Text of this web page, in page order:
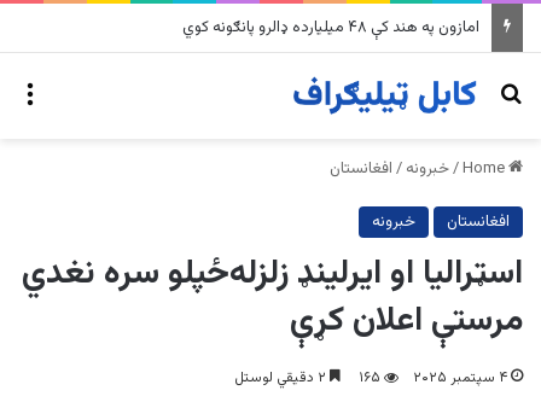
په وینزویلا کې زورورو زلزلو پراخ زیانونه اړولي
Search for
/خبرونه / افغانستان
افغانستان خبرونه
اسټرالیا او ایرلینډ زلزله‌ځپلو سره نغدي
مرستې اعلان کړې
۴ سپتمبر ۲۰۲۵ ۱۶۵